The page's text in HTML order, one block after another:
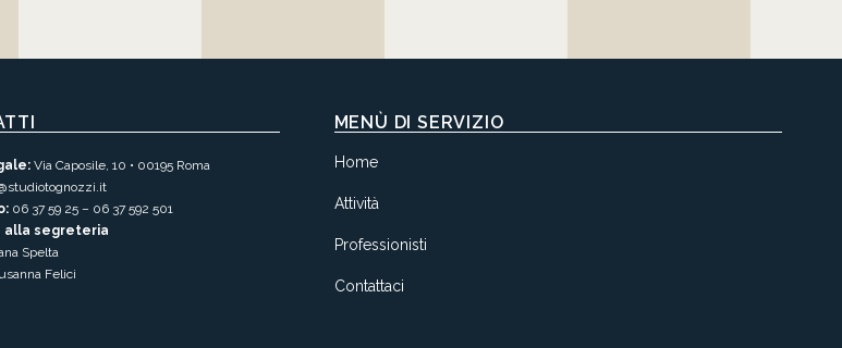
Via Caposile, 10 • 00195 Roma
06 37 59 25 – 06 37 592 501
segreteria
Spelta
Felici
MENÙ DI SERVIZIO
Home
Attività
Professionisti
Contattaci